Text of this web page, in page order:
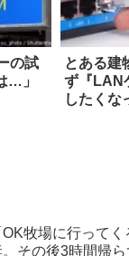
の試
…」
とある建
ず『LAN
したくな
OK牧場に行って
。その後3時間帰